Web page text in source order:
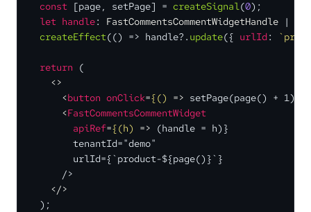
const [page, setPage] = createSignal (0);
let handle: FastCommentsCommentWidgetHandle |
createEffect(() => handle?. update({ urlId:
return (
<>
<button onClick={() => setPage(page() +
<FastCommentsCommentWidget
apiRef={(h) => (handle = h)}
        tenantId="demo"
        urlId={`product-${page()}`}
      />
</>
  );